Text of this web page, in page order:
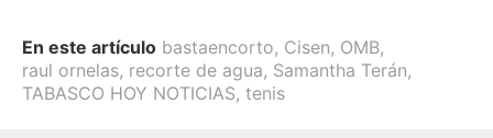
En este artículo bastaencorto, Cisen, OMB,
raul ornelas, recorte de agua, Samantha Terán,
TABASCO HOY NOTICIAS, tenis